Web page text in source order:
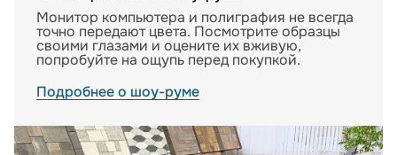
Монитор компьютера и полиграфия не всегда
точно передают цвета. Посмотрите образцы
своими глазами и оцените их вживую,
попробуйте на ощупь перед покупкой.
Подробнее о шоу-руме